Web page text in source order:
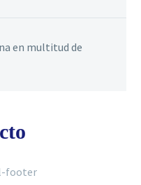
en multitud de